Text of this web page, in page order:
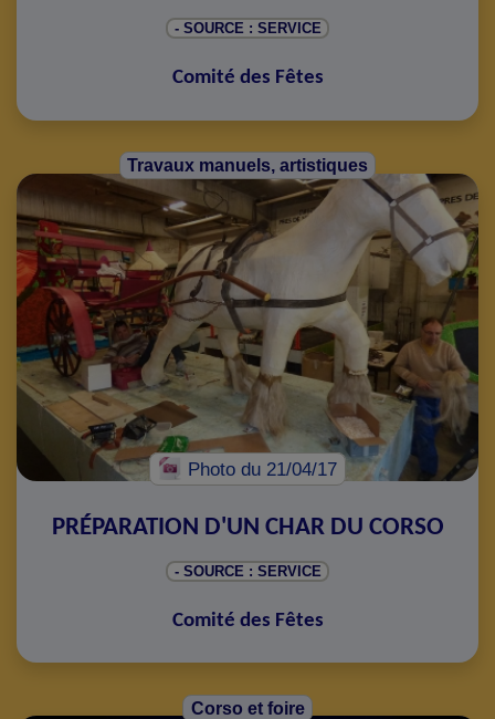
- SOURCE : SERVICE
Comité des Fêtes
Travaux manuels, artistiques
Photo du 21/04/17
PRÉPARATION D'UN CHAR DU CORSO
- SOURCE : SERVICE
Comité des Fêtes
Corso et foire